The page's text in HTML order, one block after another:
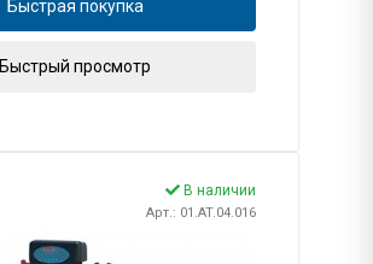
Быстрая покупка
Быстрый просмотр
В наличии
Арт.: 01.AT.04.016